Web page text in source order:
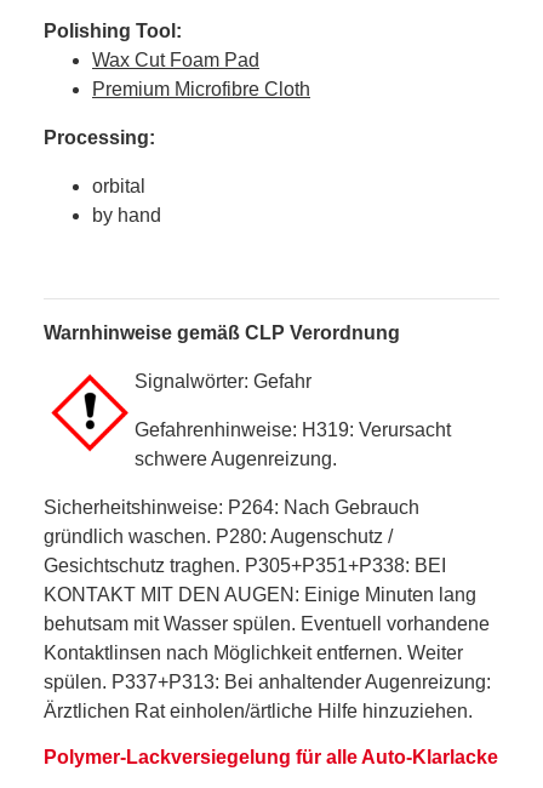
Polishing Tool:
Wax Cut Foam Pad
Premium Microfibre Cloth
Processing:
orbital
by hand
Warnhinweise gemäß CLP Verordnung
Signalwörter: Gefahr
Gefahrenhinweise: H319: Verursacht
schwere Augenreizung.
Sicherheitshinweise: P264: Nach Gebrauch
gründlich waschen. P280: Augenschutz /
Gesichtschutz traghen. P305+P351+P338: BEI
KONTAKT MIT DEN AUGEN: Einige Minuten lang
behutsam mit Wasser spülen. Eventuell vorhandene
Kontaktlinsen nach Möglichkeit entfernen. Weiter
spülen. P337+P313: Bei anhaltender Augenreizung:
Ärztlichen Rat einholen/ärtliche Hilfe hinzuziehen.
Polymer-Lackversiegelung für alle Auto-Klarlacke